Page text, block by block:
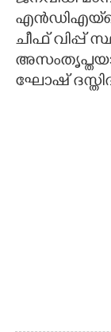
ചീഫ് വിപ്പ്
ഘോഷ്